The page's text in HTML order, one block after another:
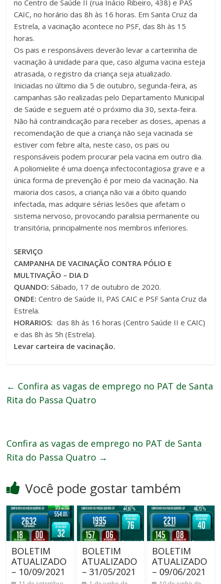
no Centro de Saúde II (rua Inácio Ribeiro, 438) e PAS
CAIC, no horário das 8h às 16 horas. Em Santa Cruz da
Estrela, a vacinação acontece no PSF, das 8h às 15
horas.
Os pais e responsáveis deverão levar a carteirinha de
vacinação à unidade para que, caso alguma vacina esteja
atrasada, o registro da criança seja atualizado.
Iniciadas no último dia 5 de outubro, segunda-feira, as
campanhas são realizadas pelo Departamento Municipal
de Saúde e seguem até o próximo dia 30, sexta-feira.
Não há contraindicação para receber as doses, apenas a
recomendação de que a criança não seja vacinada se
estiver com febre alta, neste caso, os pais ou
responsáveis podem procurar pela vacina em outro dia.
A poliomielite é uma doença infectocontagiosa grave e a
única forma de prevenção é por meio da vacinação. Na
maioria dos casos, a criança não vai a óbito quando
infectada, mas adquire sérias lesões que afetam o
sistema nervoso, provocando paralisia permanente ou
transitória, principalmente nos membros inferiores.
SERVIÇO
CAMPANHA DE VACINAÇÃO CONTRA PÓLIO E
MULTIVAÇÃO – DIA D
QUANDO:Sábado, 17 de outubro de 2020.
ONDE:Centro de Saúde II, PAS CAIC e PSF Santa Cruz da
Estrela.
HORARIOS: das 8h às 16 horas (Centro Saúde II e CAIC)
e das 8h às 5h (Estrela).
Levar carteira de vacinação.
← Confira as vagas de emprego no PAT de Santa
Rita do Passa Quatro
Confira as vagas de emprego no PAT de Santa
Rita do Passa Quatro →
Você pode gostar também
BOLETIM
ATUALIZADO
– 10/09/2021
BOLETIM
ATUALIZADO
– 31/05/2021
BOLETIM
ATUALIZADO
– 09/06/2021